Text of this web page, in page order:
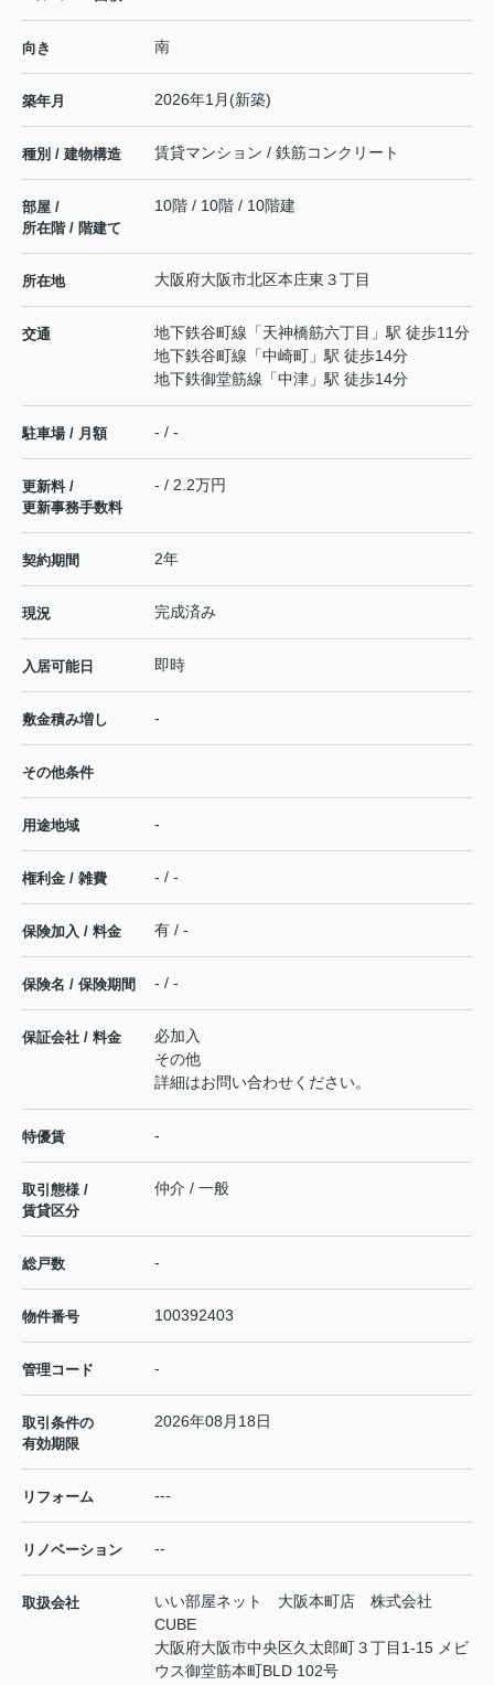
向き 南
築年月 2026年1月(新築)
種別 / 建物構造 賃貸マンション / 鉄筋コンクリート
部屋 /
所在階 / 階建て
10階 / 10階 / 10階建
所在地 大阪府大阪市北区本庄東 ３丁目
交通 地下鉄谷町線 「天神橋筋六丁目 」駅 徒歩11分
地下鉄谷町線 「中崎町 」駅 徒歩14分
地下鉄御堂筋線 「中津 」駅 徒歩14分
駐車場 / 月額 - / -
更新料 /
更新事務手数料
- / 2.2万円
契約期間 2年
現況 完成済み
入居可能日 即時
敷金積み増し -
その他条件
用途地域 -
権利金 / 雑費 - / -
保険加入 / 料金 有 / -
保険名 / 保険期間 - / -
保証会社 / 料金
必加入
その他
詳細はお問い合わせください。
特優賃 -
取引態様 /
賃貸区分
仲介 / 一般
総戸数 -
物件番号 100392403
管理コード -
取引条件の
有効期限
2026年08月18日
リフォーム ---
リノベーション --
取扱会社
いい部屋ネット 大阪本町店 株式会社
CUBE
大阪府大阪市中央区久太郎町３丁目1-15 メビ
ウス御堂筋本町BLD 102号